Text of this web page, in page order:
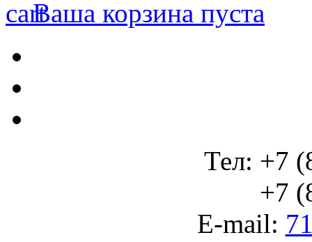
Ваша корзина пуста
Тел: +7
+7
E-mail: